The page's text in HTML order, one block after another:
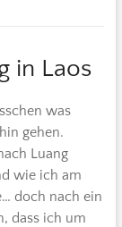
in Laos
was
gehen.
Luang
wie ich am
doch nach ein
dass ich um